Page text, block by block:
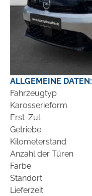
ALLGEMEINE DATEN:
Fahrzeugtyp
Karosserieform
Erst-Zul.
Getriebe
Kilometerstand
Anzahl der Türen
Farbe
Standort
Lieferzeit